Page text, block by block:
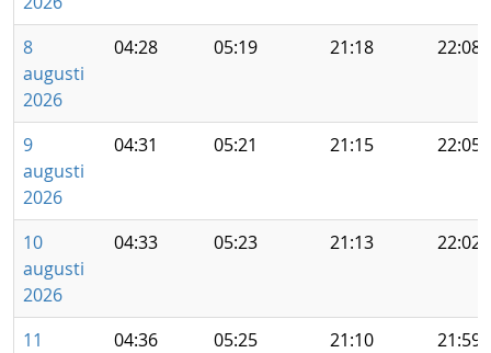
8
augusti
2026
04:28 05:19 21:18 22:08
9
augusti
2026
04:31 05:21 21:15 22:05
10
augusti
2026
04:33 05:23 21:13 22:02
11
04:36 05:25 21:10 21:59